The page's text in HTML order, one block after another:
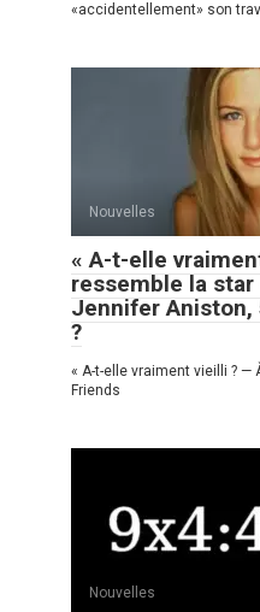
«accidentellement» son
Nouvelles
« A-t-elle
ressemble la star
Jennifer Aniston,
?
« A-t-elle vraiment vieilli ? —
Friends
Nouvelles